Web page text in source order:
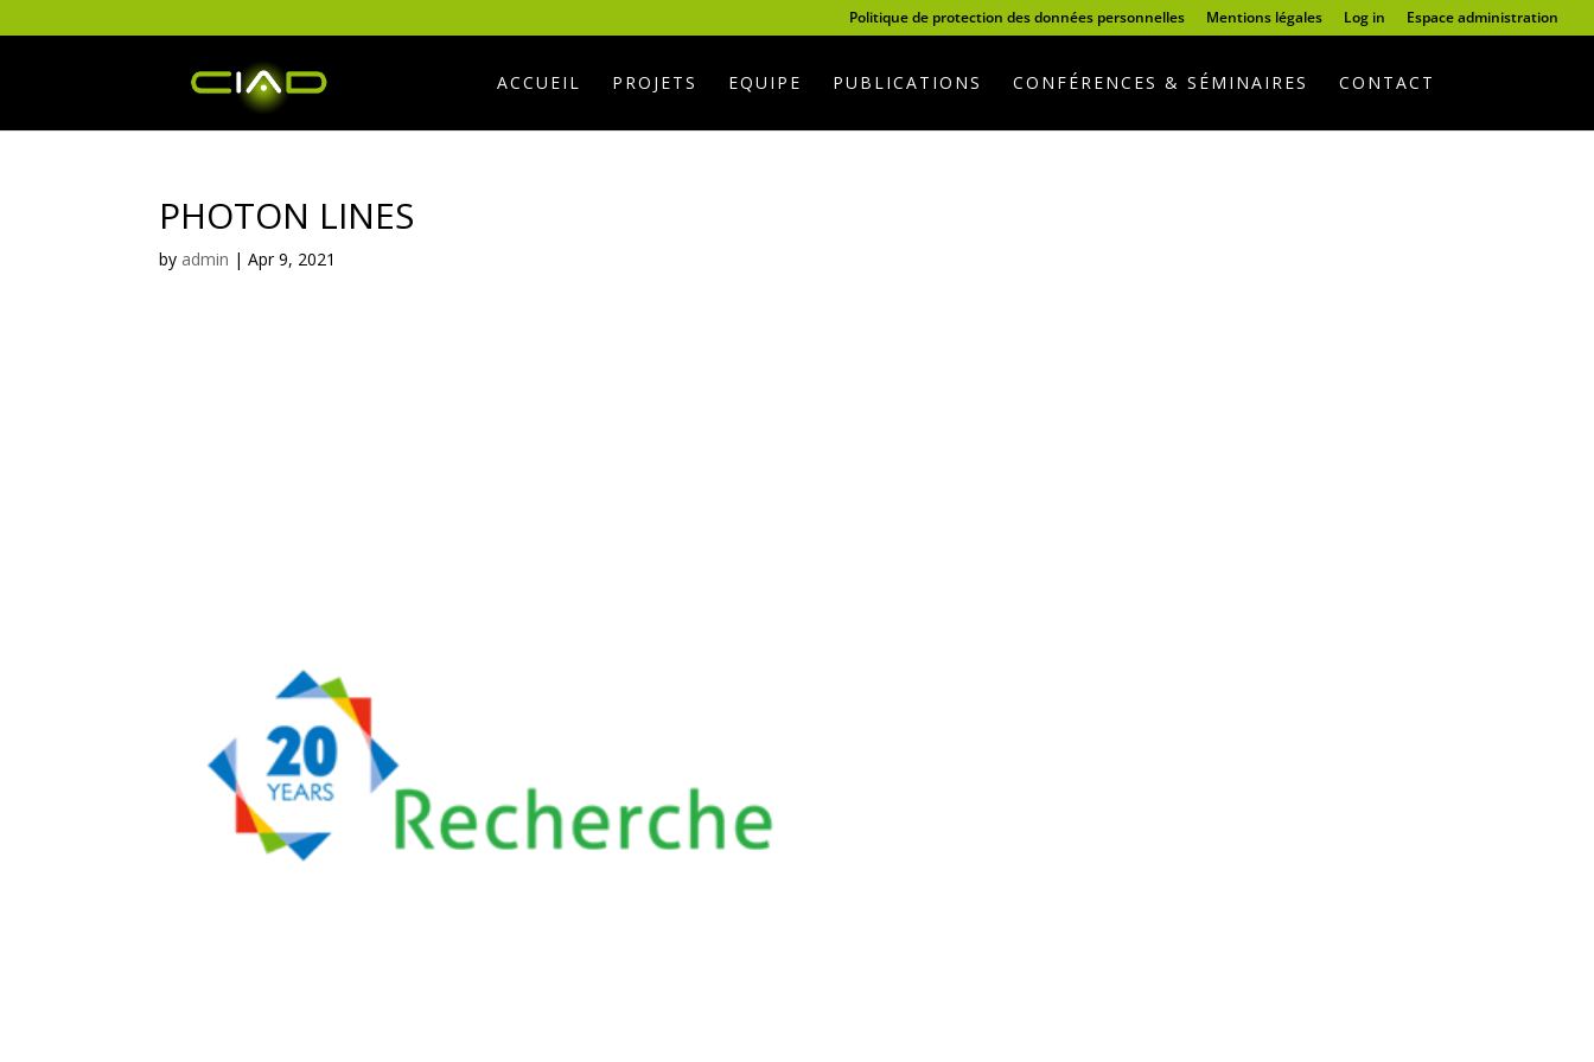
Politique de protection des données personnelles Mentions légales Log in Espace administration
ACCUEIL PROJETS EQUIPE PUBLICATIONS CONFÉRENCES & SÉMINAIRES CONTACT
PHOTON LINES
by admin |Apr 9, 2021